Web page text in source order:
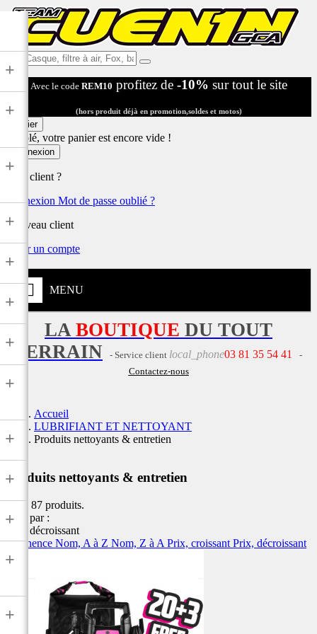
Ex:
Casque,
filtre
air,
Fox,
...
Avec le code REM10 profitez de -10% sur tout le site
(hors produit déjà en promotion,soldes et motos)
Panier
Désolé, votre panier est encore vide !
Connexion
Déjà client ?
Connexion Mot de passe oublié ?
Nouveau client
Créer un compte
MENU
+
+
+
+
+
+
+
+
+
+
+
+
+
LA BOUTIQUE DU TOUT
TERRAIN
- Service client local_phone03 81 35 54 41
-
Contactez-nous
Accueil
LUBRIFIANT ET NETTOYANT
Produits nettoyants & entretien
Produits nettoyants & entretien
Il y a 87 produits.
Trier par :
Prix, décroissant
Pertinence Nom, A à Z Nom, Z à A Prix, croissant Prix, décroissant